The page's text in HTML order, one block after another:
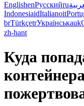
EnglishenРусскийru
IndonesiaidItalianoit
brTürkçetrУкраїнськаuk
zh-hant
Куда